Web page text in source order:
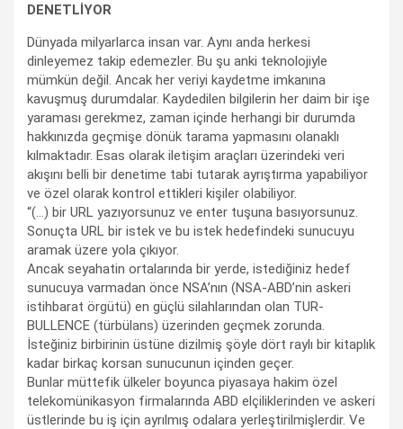
DENETLİYOR
Dünyada milyarlarca insan var. Aynı anda herkesi
dinleyemez takip edemezler. Bu şu anki teknolojiyle
mümkün değil. Ancak her veriyi kaydetme imkanına
kavuşmuş durumdalar. Kaydedilen bilgilerin her daim bir işe
yaraması gerekmez, zaman içinde herhangi bir durumda
hakkınızda geçmişe dönük tarama yapmasını olanaklı
kılmaktadır. Esas olarak iletişim araçları üzerindeki veri
akışını belli bir denetime tabi tutarak ayrıştırma yapabiliyor
ve özel olarak kontrol ettikleri kişiler olabiliyor.
“(…) bir URL yazıyorsunuz ve enter tuşuna basıyorsunuz.
Sonuçta URL bir istek ve bu istek hedefindeki sunucuyu
aramak üzere yola çıkıyor.
Ancak seyahatin ortalarında bir yerde, istediğiniz hedef
sunucuya varmadan önce NSA’nın (NSA-ABD’nin askeri
istihbarat örgütü) en güçlü silahlarından olan TUR-
BULLENCE (türbülans) üzerinden geçmek zorunda.
İsteğiniz birbirinin üstüne dizilmiş şöyle dört raylı bir kitaplık
kadar birkaç korsan sunucunun içinden geçer.
Bunlar müttefik ülkeler boyunca piyasaya hakim özel
telekomünikasyon firmalarında ABD elçiliklerinden ve askeri
üstlerinde bu iş için ayrılmış odalara yerleştirilmişlerdir. Ve